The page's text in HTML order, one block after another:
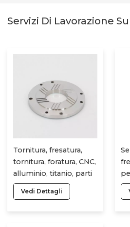
Servizi Di Lavorazione
Tornitura, fresatura,
tornitura, foratura, CNC,
alluminio, titanio, parti
mentali, accessori CNC,
parti certificate
Vedi Dettagli
Cnc